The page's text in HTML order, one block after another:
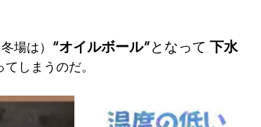
場は） “オイルボール”となって 下水
てしまうのだ。